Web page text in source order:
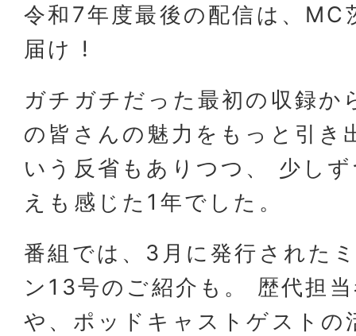
令和7年度最後の配信は、MC
届け !
ガチガチだった最初の収録
の皆さんの魅力をもっと引き
いう反省もありつつ、 少し
えも感じた1年でした。
番組では、3月に発行された
ン13号のご紹介も。 歴代担
や、ポッドキャストゲストの